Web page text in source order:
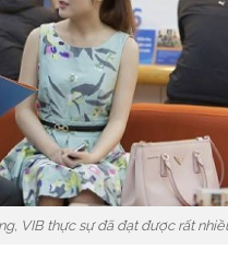
VIB thực sự đã đạt được rất